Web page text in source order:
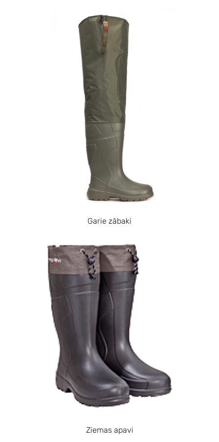
Garie zābaki
Ziemas apavi